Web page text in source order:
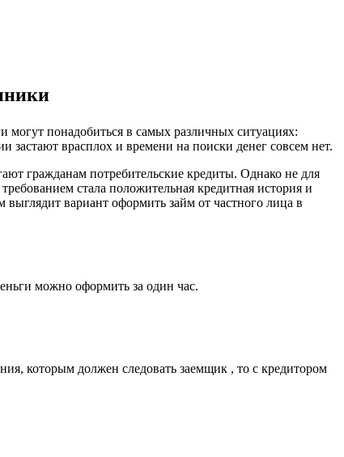
могут понадобиться в самых различных ситуациях:
застают врасплох и времени на поиски денег совсем нет.
гражданам потребительские кредиты. Однако не для
стала положительная кредитная история и
вариант оформить займ от частного лица в
можно оформить за один час.
которым должен следовать заемщик , то с кредитором